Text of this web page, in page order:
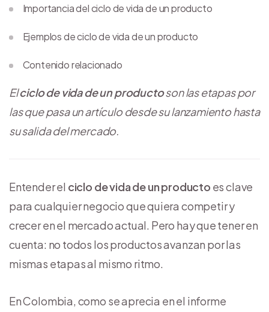
Elciclo de vida de un productoson las etapas por
las que pasa un artículo desde su lanzamiento hasta
su salida del mercado.
Entender el ciclo de vida de un producto es clave
para cualquier negocio que quiera competir y
crecer en el mercado actual. Pero hay que tener en
cuenta: no todos los productos avanzan por las
mismas etapas al mismo ritmo.
En Colombia, como se aprecia en el informe
Importancia del ciclo de vida de un producto
Ejemplos de ciclo de vida de un producto
Contenido relacionado